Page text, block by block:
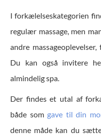
I forkælelseskategorien
regulær massage, men
andre
Du kan også invitere
almindelig spa.
Der findes et utal af
både som gave til din
denne måde kan du